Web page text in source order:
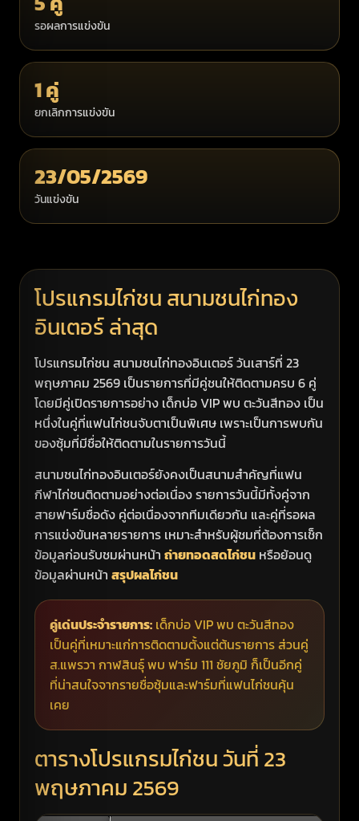
รอผลการแข่งขัน
1 คู่
ยกเลิกการแข่งขัน
23/05/2569
วันแข่งขัน
โปรแกรมไก่ชน สนามชนไก่ทอง
อินเตอร์ ล่าสุด
โปรแกรมไก่ชน สนามชนไก่ทองอินเตอร์ วันเสาร์ที่ 23
พฤษภาคม 2569 เป็นรายการที่มีคู่ชนให้ติดตามครบ 6 คู่
โดยมีคู่เปิดรายการอย่าง เด็กบ่อ VIP พบ ตะวันสีทอง เป็น
หนึ่งในคู่ที่แฟนไก่ชนจับตาเป็นพิเศษ เพราะเป็นการพบกัน
ของซุ้มที่มีชื่อให้ติดตามในรายการวันนี้
สนามชนไก่ทองอินเตอร์ยังคงเป็นสนามสำคัญที่แฟน
กีฬาไก่ชนติดตามอย่างต่อเนื่อง รายการวันนี้มีทั้งคู่จาก
สายฟาร์มชื่อดัง คู่ต่อเนื่องจากทีมเดียวกัน และคู่ที่รอผล
การแข่งขันหลายรายการ เหมาะสำหรับผู้ชมที่ต้องการเช็ก
ข้อมูลก่อนรับชมผ่านหน้า ถ่ายทอดสดไก่ชน หรือย้อนดู
ข้อมูลผ่านหน้า สรุปผลไก่ชน
คู่เด่นประจำรายการ: เด็กบ่อ VIP พบ ตะวันสีทอง
เป็นคู่ที่เหมาะแก่การติดตามตั้งแต่ต้นรายการ ส่วนคู่
ส.แพรวา กาฬสินธุ์ พบ ฟาร์ม 111 ชัยภูมิ ก็เป็นอีกคู่
ที่น่าสนใจจากรายชื่อซุ้มและฟาร์มที่แฟนไก่ชนคุ้น
เคย
ตารางโปรแกรมไก่ชน วันที่ 23
พฤษภาคม 2569